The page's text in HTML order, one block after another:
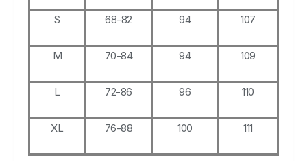
S 68-82 94 107
M 70-84 94 109
L 72-86 96 110
XL 76-88 100 111